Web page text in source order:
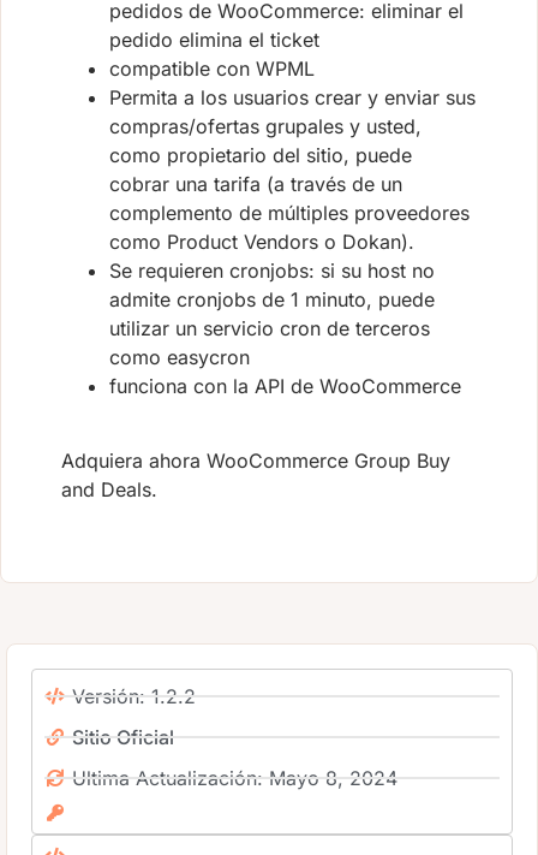
pedidos de WooCommerce: eliminar el
pedido elimina el ticket
compatible con WPML
Permita a los usuarios crear y enviar sus
compras/ofertas grupales y usted,
como propietario del sitio, puede
cobrar una tarifa (a través de un
complemento de múltiples proveedores
como Product Vendors o Dokan).
Se requieren cronjobs: si su host no
admite cronjobs de 1 minuto, puede
utilizar un servicio cron de terceros
como easycron
funciona con la API de WooCommerce
Adquiera ahora WooCommerce Group Buy
and Deals.
Versión: 1.2.2
Sitio Oficial
Ultima Actualización: Mayo 8, 2024